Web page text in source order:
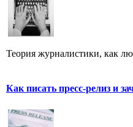
Теория журналистики, как
Как писать пресс-релиз и